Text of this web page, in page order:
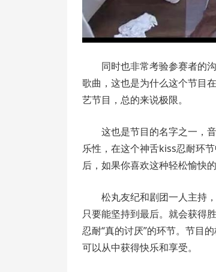
同时也非常考验参赛者的
歌曲，这也是为什么这个节目
艺节目，总的来说极限。
这也是节目的名字之一，
乐性，在这个神舌kiss忍耐环
后，如果你喜欢这种轻松愉快
松丸友纪和剧团一人主持
只要能坚持到最后。就会获得
忍耐“真的讨厌”的环节。节目
可以从中获得快乐和享受。